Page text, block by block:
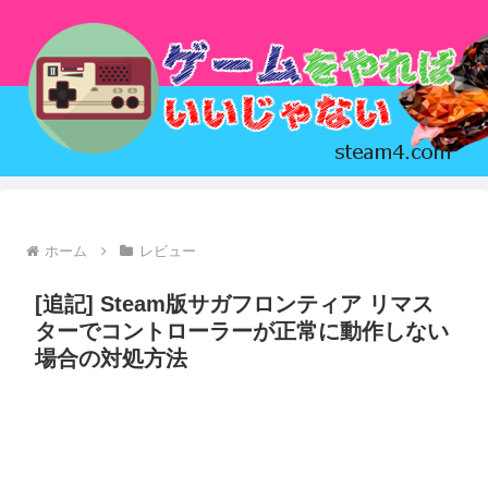
ホーム レビュー
[追記] Steam版サガフロンティア リマス
ターでコントローラーが正常に動作しない
場合の対処方法